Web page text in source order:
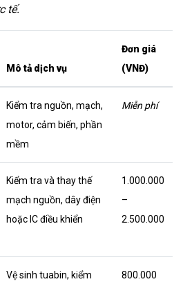
tế.
Mô tả dịch vụ
Đơn giá
(VNĐ)
Kiểm tra nguồn, mạch,
motor, cảm biến, phần
mềm
Miễn phí
Kiểm tra và thay thế
mạch nguồn, dây điện
hoặc IC điều khiển
1.000.000
–
2.500.000
Vệ sinh tuabin, kiểm
800.000